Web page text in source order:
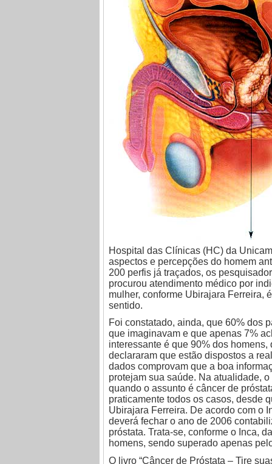
Hospital das Clínicas (HC) da
aspectos e percepções do homem
200 perfis já traçados, os
procurou atendimento médico por
mulher, conforme Ubirajara Ferreira,
sentido.
Foi constatado, ainda, que 60% dos
que imaginavam e que apenas 7%
interessante é que 90% dos
declararam que estão dispostos a
dados comprovam que a boa
protejam sua saúde. Na atualidade,
quando o assunto é câncer de
praticamente todos os casos, desde
Ubirajara Ferreira. De acordo com o
deverá fechar o ano de 2006
próstata. Trata-se, conforme o Inca,
homens, sendo superado apenas
O livro “Câncer de Próstata – Tire